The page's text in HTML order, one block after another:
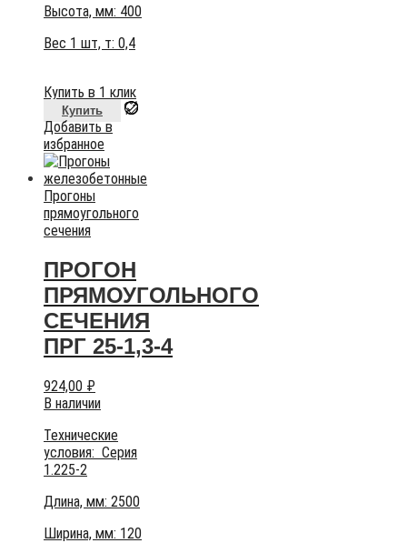
Высота, мм: 400
Вес 1 шт, т: 0,4
Купить в 1 клик
Купить
Добавить в
избранное
Прогоны
прямоугольного
сечения
ПРОГОН
ПРЯМОУГОЛЬНОГО
СЕЧЕНИЯ
ПРГ 25-1,3-4
924,00 ₽
В наличии
Технические
условия: Серия
1.225-2
Длина, мм: 2500
Ширина, мм: 120